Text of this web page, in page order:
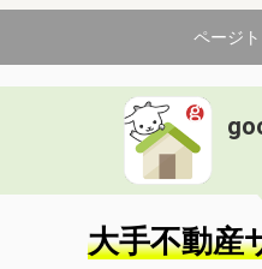
ページ
大手不動産